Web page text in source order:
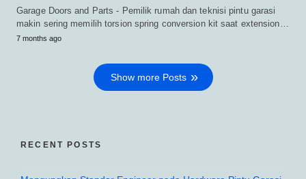
Garage Doors and Parts - Pemilik rumah dan teknisi pintu garasi
makin sering memilih torsion spring conversion kit saat extension…
7 months ago
Show more Posts
RECENT POSTS